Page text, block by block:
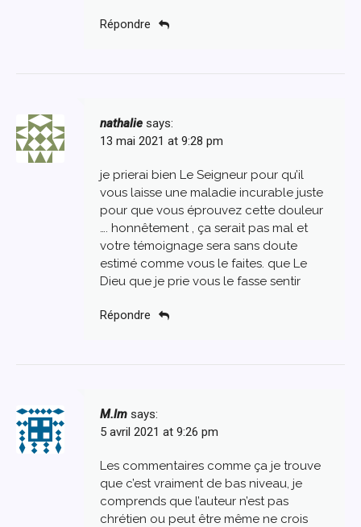
Répondre
nathalie says:
13 mai 2021 at 9:28 pm
je prierai bien Le Seigneur pour qu’il
vous laisse une maladie incurable juste
pour que vous éprouvez cette douleur
…. honnêtement , ça serait pas mal et
votre témoignage sera sans doute
estimé comme vous le faites. que Le
Dieu que je prie vous le fasse sentir
Répondre
M.lm says:
5 avril 2021 at 9:26 pm
Les commentaires comme ça je trouve
que c’est vraiment de bas niveau, je
comprends que l’auteur n’est pas
chrétien ou peut être même ne crois